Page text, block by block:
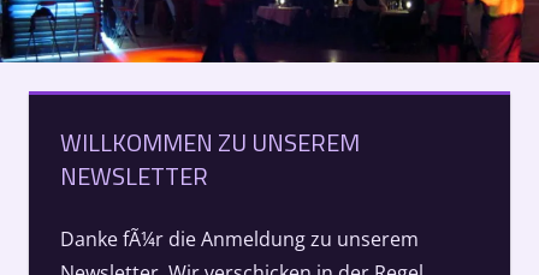
Konzerte
–
einen
WILLKOMMEN ZU UNSEREM
NEWSLETTER
Danke fÃ¼r die Anmeldung zu unserem